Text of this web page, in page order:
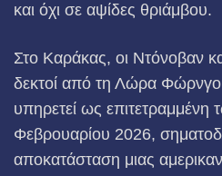
και όχι σε αψίδες θριάμβου.
Στο Καράκας, οι Ντόνοβαν
δεκτοί από τη Λώρα
υπηρετεί ως
Φεβρουαρίου 2026,
αποκατάσταση μιας